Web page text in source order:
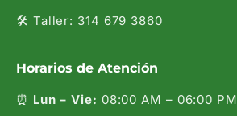
🛠️ Taller: 314 679 3860
Horarios de Atención
⏰ Lun – Vie: 08:00 AM – 06:00 PM